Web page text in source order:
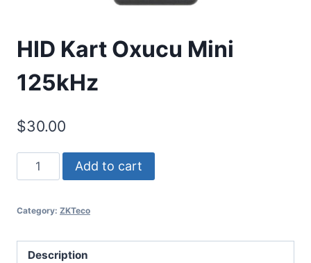
HID Kart Oxucu Mini
125kHz
$30.00
Kart
Mini
quantity
Add to cart
Category: ZKTeco
Description